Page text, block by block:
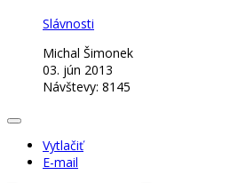
Slávnosti
Michal Šimonek
03. jún 2013
Návštevy: 8145
Vytlačiť
E-mail